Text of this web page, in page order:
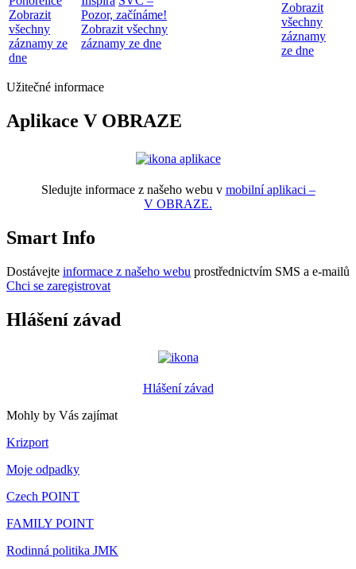
Zobrazit
všechny
záznamy ze
dne
Pozor, začínáme!
Zobrazit všechny
záznamy ze dne
Zobrazit
všechny
záznamy
ze dne
Užitečné informace
Aplikace V OBRAZE
Sledujte informace z našeho webu v mobilní aplikaci –
V OBRAZE.
Smart Info
Dostávejte informace z našeho webu prostřednictvím SMS a e-mailů
Chci se zaregistrovat
Hlášení závad
Hlášení závad
Mohly by Vás zajímat
Krizport
Moje odpadky
Czech POINT
FAMILY POINT
Rodinná politika JMK